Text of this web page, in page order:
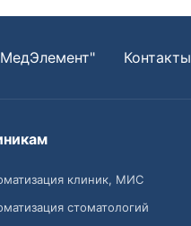
Контакты
клиник, МИС
стоматологий